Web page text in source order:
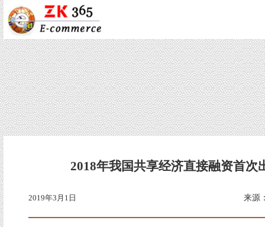
2018年我国共享经济直接融资首次
2019年3月1日 来源